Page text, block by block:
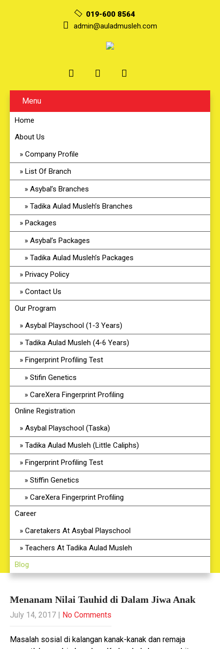
019-600 8564
admin@auladmusleh.com
Menu
Home
About Us
Company Profile
List Of Branch
Asybal’s Branches
Tadika Aulad Musleh’s Branches
Packages
Asybal’s Packages
Tadika Aulad Musleh’s Packages
Privacy Policy
Contact Us
Our Program
Asybal Playschool (1-3 Years)
Tadika Aulad Musleh (4-6 Years)
Fingerprint Profiling Test
Stifin Genetics
CareXera Fingerprint Profiling
Online Registration
Asybal Playschool (Taska)
Tadika Aulad Musleh (Little Caliphs)
Fingerprint Profiling Test
Stiffin Genetics
CareXera Fingerprint Profiling
Career
Caretakers At Asybal Playschool
Teachers At Tadika Aulad Musleh
Blog
Menanam Nilai Tauhid di Dalam Jiwa Anak
July 14, 2017 | No Comments
Masalah sosial di kalangan kanak-kanak dan remaja